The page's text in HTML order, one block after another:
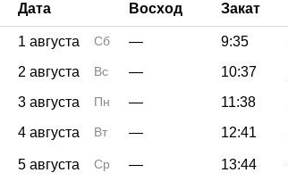
Дата Восход Закат
1 августа Сб — 9:35
2 августа
Вс — 10:37
3 августа
Пн — 11:38
4 августа
Вт — 12:41
5 августа Ср — 13:44